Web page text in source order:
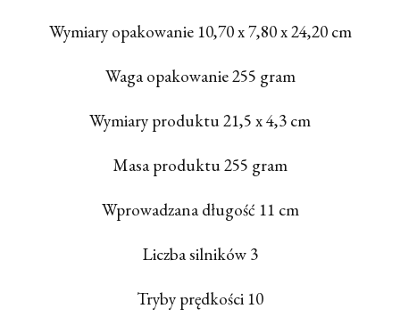
Wymiary opakowanie 10,70 x 7,80 x 24,20 cm
Waga opakowanie 255 gram
Wymiary produktu 21,5 x 4,3 cm
Masa produktu 255 gram
Wprowadzana długość 11 cm
Liczba silników 3
Tryby prędkości 10